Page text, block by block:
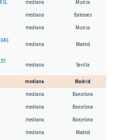
mediana Murcia
mediana Baleares
mediana Murcia
mediana Madrid
mediana Sevilla
mediana Madrid
mediana Barcelona
mediana Barcelona
mediana Barcelona
mediana Madrid